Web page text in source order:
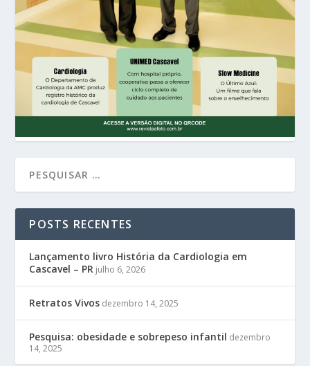
POSTS RECENTES
Lançamento livro História da Cardiologia em
Cascavel – PR julho 6, 2026
Retratos Vivos dezembro 14, 2025
Pesquisa: obesidade e sobrepeso infantil dezembro
14, 2025